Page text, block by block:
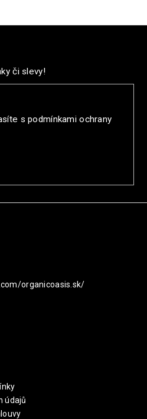
či slevy!
spodmínkami ochrany
organicoasis.sk/
údajů